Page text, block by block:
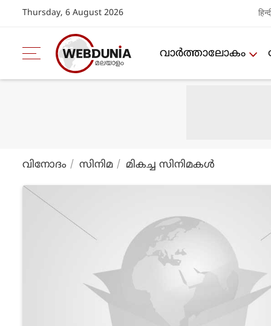
Thursday, 6 August 2026
വാര്‍ത്താലോകം
വിനോദം സിനിമ മികച്ച സിനിമകള്‍